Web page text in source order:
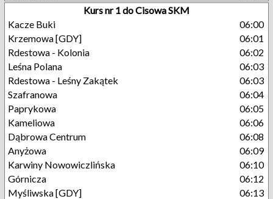
Kurs nr 1 do Cisowa SKM
Kacze Buki
06:00
Krzemowa [GDY]
06:01
Rdestowa - Kolonia
06:02
Leśna Polana
06:03
Rdestowa - Leśny Zakątek
06:03
Szafranowa
06:04
Paprykowa
06:05
Kameliowa
06:06
Dąbrowa Centrum
06:08
Anyżowa
06:09
Karwiny Nowowiczlińska
06:10
Górnicza
06:12
Myśliwska [GDY]
06:13